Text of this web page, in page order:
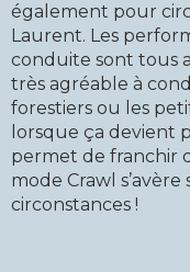
également pour
Laurent. Les
conduite sont tous
très agréable à
forestiers ou les
lorsque ça devient
permet de franchir
mode Crawl
circonstances !